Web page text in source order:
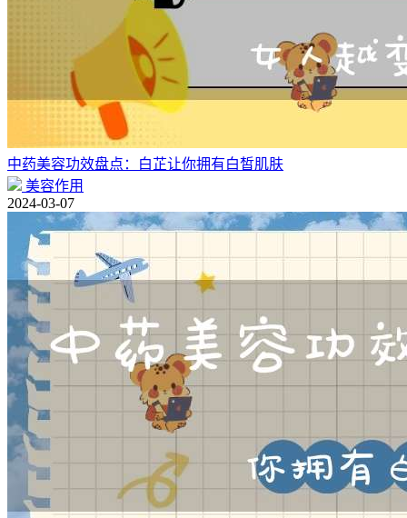
中药美容功效盘点：白芷让你拥有白皙肌肤
美容作用
2024-03-07